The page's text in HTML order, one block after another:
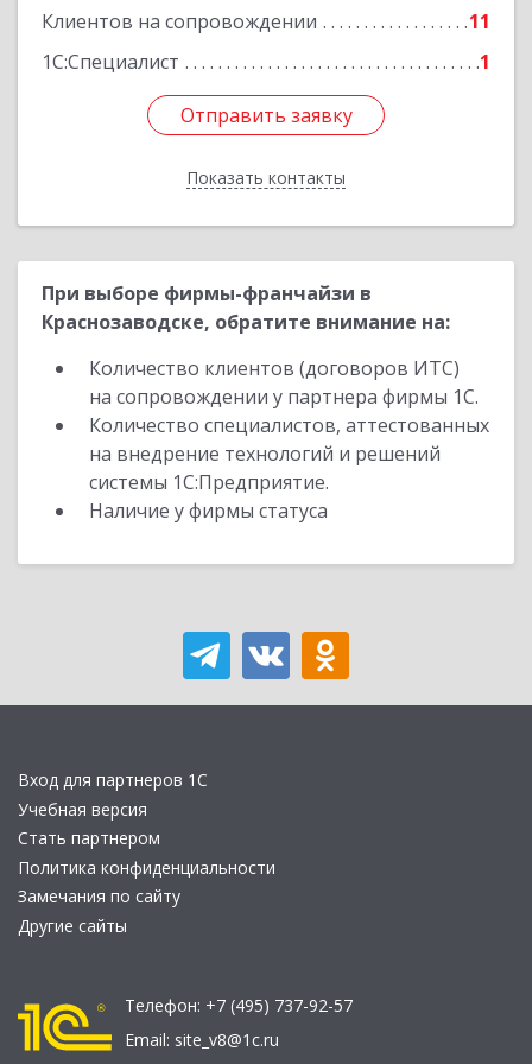
Клиентов на сопровождении
11
1С:Специалист
1
Отправить заявку
Показать контакты
Отправить заявку
Назад
При выборе фирмы-франчайзи в
Краснозаводске, обратите внимание на:
Количество клиентов (договоров ИТС)
на сопровождении у партнера фирмы 1С.
Количество специалистов, аттестованных
на внедрение технологий и решений
системы 1С:Предприятие.
Наличие у фирмы статуса
Вход для партнеров 1С
Учебная версия
Стать партнером
Политика конфиденциальности
Замечания по сайту
Другие сайты
Телефон: +7 (495) 737-92-57
Email: site_v8@1c.ru